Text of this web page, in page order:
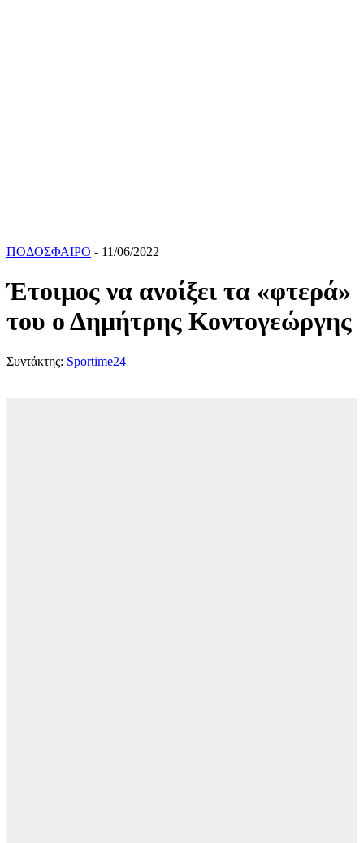
ΠΟΔΟΣΦΑΙΡΟ - 11/06/2022
Έτοιμος να ανοίξει τα «φτερά»
του ο Δημήτρης Κοντογεώργης
Συντάκτης: Sportime24